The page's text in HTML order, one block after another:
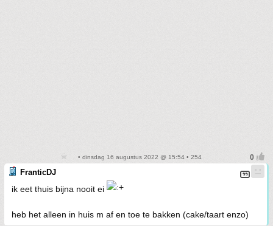
• dinsdag 16 augustus 2022 @ 15:54 • 254
FranticDJ
ik eet thuis bijna nooit ei
heb het alleen in huis m af en toe te bakken (cake/taart enzo)